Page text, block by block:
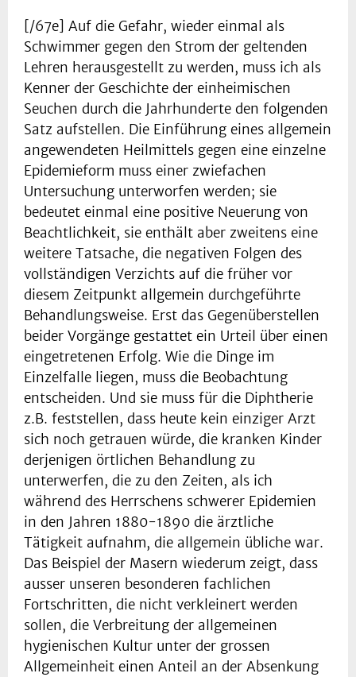
[/67e] Auf die Gefahr, wieder einmal als
Schwimmer gegen den Strom der geltenden
Lehren herausgestellt zu werden, muss ich als
Kenner der Geschichte der einheimischen
Seuchen durch die Jahrhunderte den folgenden
Satz aufstellen. Die Einführung eines allgemein
angewendeten Heilmittels gegen eine einzelne
Epidemieform muss einer zwiefachen
Untersuchung unterworfen werden; sie
bedeutet einmal eine positive Neuerung von
Beachtlichkeit, sie enthält aber zweitens eine
weitere Tatsache, die negativen Folgen des
vollständigen Verzichts auf die früher vor
diesem Zeitpunkt allgemein durchgeführte
Behandlungsweise. Erst das Gegenüberstellen
beider Vorgänge gestattet ein Urteil über einen
eingetretenen Erfolg. Wie die Dinge im
Einzelfalle liegen, muss die Beobachtung
entscheiden. Und sie muss für die Diphtherie
z.B. feststellen, dass heute kein einziger Arzt
sich noch getrauen würde, die kranken Kinder
derjenigen örtlichen Behandlung zu
unterwerfen, die zu den Zeiten, als ich
während des Herrschens schwerer Epidemien
in den Jahren 1880-1890 die ärztliche
Tätigkeit aufnahm, die allgemein übliche war.
Das Beispiel der Masern wiederum zeigt, dass
ausser unseren besonderen fachlichen
Fortschritten, die nicht verkleinert werden
sollen, die Verbreitung der allgemeinen
hygienischen Kultur unter der grossen
Allgemeinheit einen Anteil an der Absenkung